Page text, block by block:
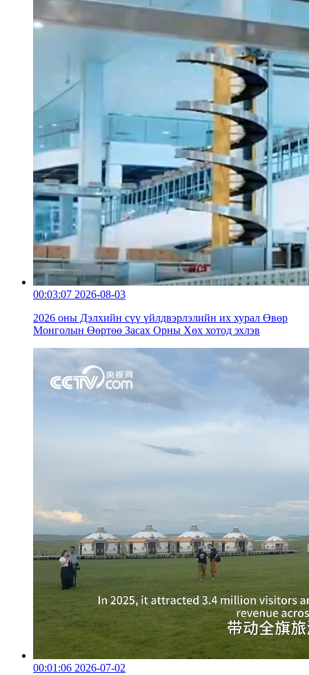
00:03:07 2026-08-03
2026 оны Дэлхийн сүү үйлдвэрлэлийн их хурал Өвөр
Монголын Өөртөө Засах Орны Хөх хотод эхлэв
00:01:06 2026-07-02